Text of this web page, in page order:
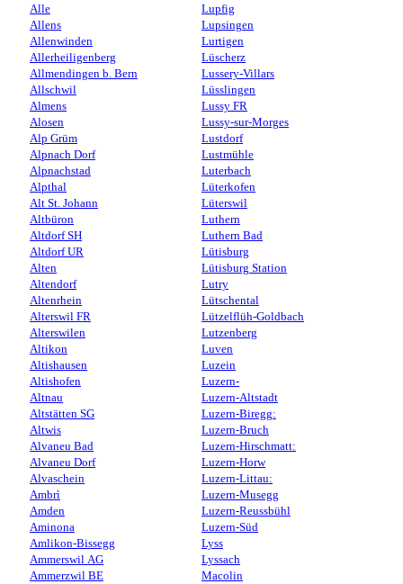
Alle
Allens
Allenwinden
Allerheiligenberg
Allmendingen b. Bern
Allschwil
Almens
Alosen
Alp Grüm
Alpnach Dorf
Alpnachstad
Alpthal
Alt St. Johann
Altbüron
Altdorf SH
Altdorf UR
Alten
Altendorf
Altenrhein
Alterswil FR
Alterswilen
Altikon
Altishausen
Altishofen
Altnau
Altstätten SG
Altwis
Alvaneu Bad
Alvaneu Dorf
Alvaschein
Ambrì
Amden
Aminona
Amlikon-Bissegg
Ammerswil AG
Ammerzwil BE
Lupfig
Lupsingen
Lurtigen
Lüscherz
Lussery-Villars
Lüsslingen
Lussy FR
Lussy-sur-Morges
Lustdorf
Lustmühle
Luterbach
Lüterkofen
Lüterswil
Luthern
Luthern Bad
Lütisburg
Lütisburg Station
Lutry
Lütschental
Lützelflüh-Goldbach
Lutzenberg
Luven
Luzein
Luzern-
Luzern-Altstadt
Luzern-Biregg:
Luzern-Bruch
Luzern-Hirschmatt:
Luzern-Horw
Luzern-Littau:
Luzern-Musegg
Luzern-Reussbühl
Luzern-Süd
Lyss
Lyssach
Macolin